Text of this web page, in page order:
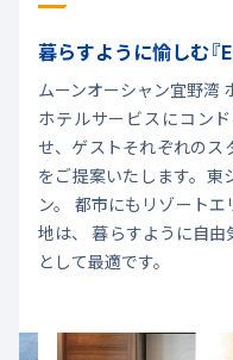
暮らすように愉しむ『
ムーンオーシャン宜野湾
ホテルサービスにコン
せ、ゲストそれぞれのス
をご提案いたします。東
ン。 都市にもリゾート
地は、 暮らすように自
として最適です。